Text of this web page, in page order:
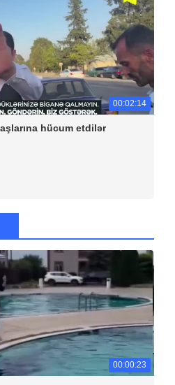
00:02:14
hücum etdilər
00:00:23